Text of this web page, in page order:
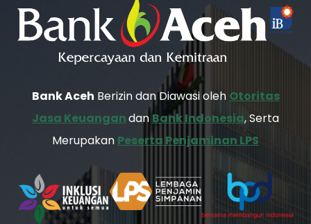
Bank Aceh Berizin dan Diawasi oleh Otoritas
Jasa Keuangandan Bank Indonesia, Serta
Merupakan Peserta Penjaminan LPS